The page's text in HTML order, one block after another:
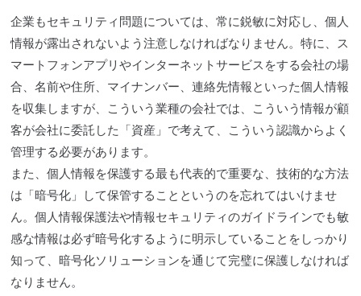
企業もセキュリティ問題については、常に鋭敏に対応し、個人
情報が露出されないよう注意しなければなりません。特に、 ス
マートフォンアプリやインターネットサービスをする会社の場
合、名前や住所、 マイナンバー、連絡先情報といった個人情報
を収集しますが、こういう業種の会社では、こういう情報が顧
客が会社に委託した「資産」で考えて、こういう認識からよく
管理する必要があります。
また、個人情報を保護する最も代表的で重要な、技術的な方法
は「暗号化」して保管することというのを忘れてはいけませ
ん。個人情報保護法や情報セキュリティのガイドラインでも敏
感な情報は必ず暗号化するように明示していることをしっかり
知って、暗号化ソリューションを通じて完璧に保護しなければ
なりません。